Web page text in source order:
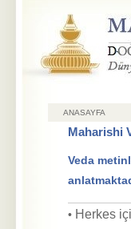
ANASAYFA
Maharishi
Veda
• Herkes